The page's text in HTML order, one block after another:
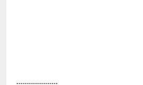
.....................